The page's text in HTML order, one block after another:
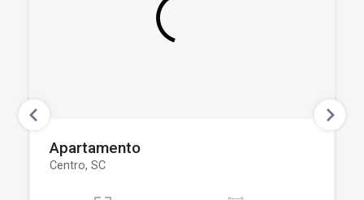
Apartamento
Centro, SC